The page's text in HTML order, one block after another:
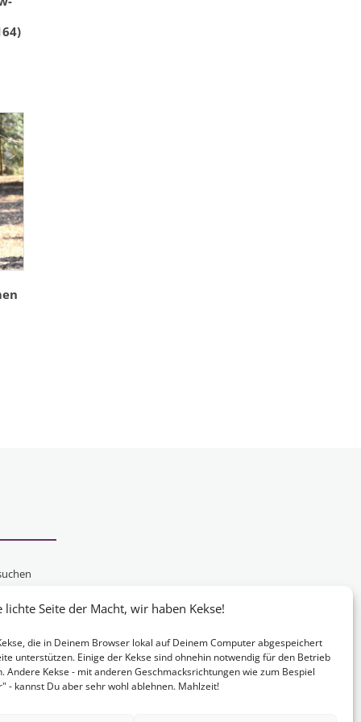
Seite der Macht, wir haben Kekse!
die in Deinem Browser lokal auf Deinem Computer abgespeichert
unterstützen. Einige der Kekse sind ohnehin notwendig für den Betrieb
Kekse - mit anderen Geschmacksrichtungen wie zum Bespiel
- kannst Du aber sehr wohl ablehnen. Mahlzeit!